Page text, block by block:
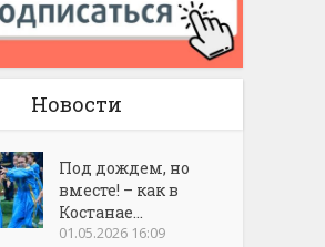
Новости
Под дождем, но
вместе! – как в
Костанае...
01.05.2026 16:09